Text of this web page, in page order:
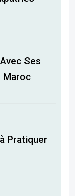
Ses
Maroc
Pratiquer